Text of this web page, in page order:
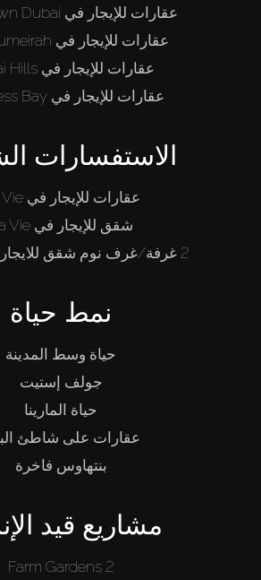
عقارات للإيجار في Downtown Dubai
عقارات للإيجار في Palm Jumeirah
عقارات للإيجار في Dubai Hills
عقارات للإيجار في Business Bay
الاستفسارات
عقارات للإيجار في La Vie
شقق للإيجار في La Vie
2 غرفة/غرف نوم شقق للايجار في La Vie
نمط حياة
حياة وسط المدينة
جولف إستيت
حياة المارينا
عقارات على شاطئ
بنتهاوس فاخرة
مشاريع قيد
Farm Gardens 2